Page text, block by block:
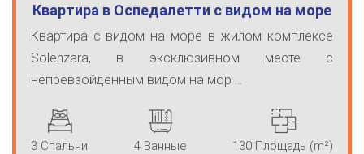
Квартира в Оспедалетти с видом на море
Квартира с видом на море в жилом комплексе
Solenzara, в эксклюзивном месте с
непревзойденным видом на мор ...
3 Спальни 4 Ванные 130 Площадь (m²)